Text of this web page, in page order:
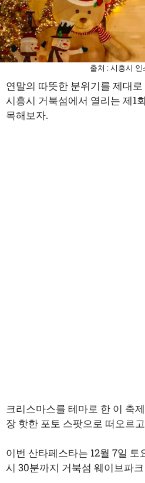
출처 : 시흥시 인
연말의 따뜻한 분위기를 제대
시흥시 거북섬에서 열리는 제1
목해보자.
크리스마스를 테마로 한 이 축
장 핫한 포토 스팟으로 떠오르
이번 산타페스타는 12월 7일 토
시 30분까지 거북섬 웨이브파